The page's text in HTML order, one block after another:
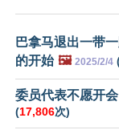
巴拿马退出一带
的开始 🖼️ 2025/2/4
委员代表不愿开
(17,806次)